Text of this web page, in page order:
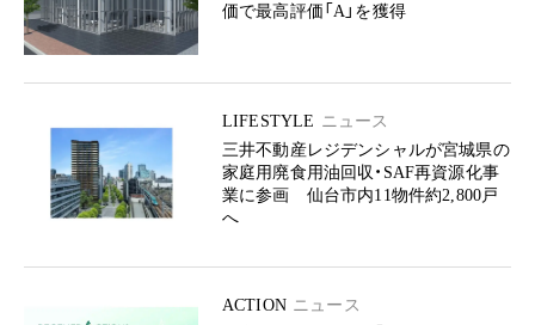
価で最高評価「A」を獲得
LIFESTYLE ニュース
三井不動産レジデンシャルが宮城県の
家庭用廃食用油回収・SAF再資源化事
業に参画 仙台市内11物件約2,800戸
へ
ACTION ニュース